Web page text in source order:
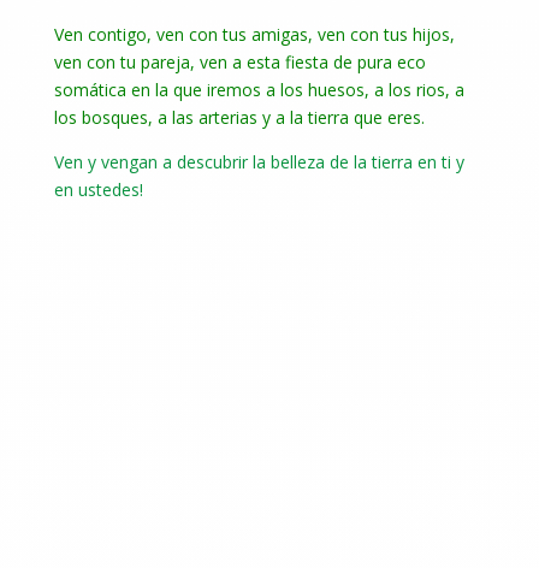
Ven contigo, ven con tus amigas, ven con tus hijos,
ven con tu pareja, ven a esta fiesta de pura eco
somática en la que iremos a los huesos, a los rios, a
los bosques, a las arterias y a la tierra que eres.
Ven y vengan a descubrir la belleza de la tierra en ti y
en ustedes!